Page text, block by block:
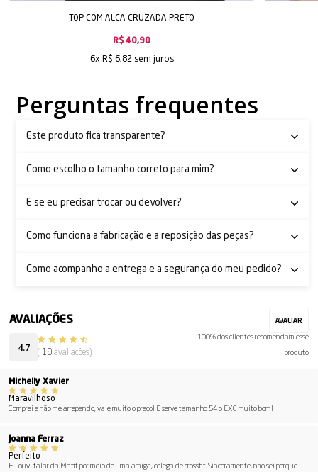
TOP COM ALCA CRUZADA PRETO
R$ 40,90
6x R$ 6,82 sem juros
Perguntas frequentes
Este produto fica transparente?
Como escolho o tamanho correto para mim?
E se eu precisar trocar ou devolver?
Como funciona a fabricação e a reposição das peças?
Como acompanho a entrega e a segurança do meu pedido?
4.7 19 avaliações)
100% dos clientes recomendam esse
produto
Michelly Xavier
Maravilhoso
Comprei e não me arrependo, vale muito o preço! E serve tamanho 54 o EXG muito bom!
Joanna Ferraz
Perfeito
Eu ouvi falar da Mafit por meio de uma amiga, colega de crossfit. Sinceramente, não sei porque